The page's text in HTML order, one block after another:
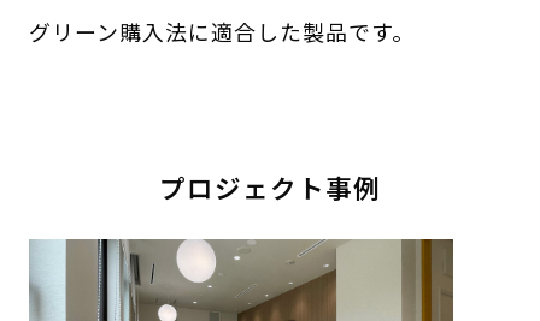
グリーン購入法に適合した製品です。
プロジェクト事例